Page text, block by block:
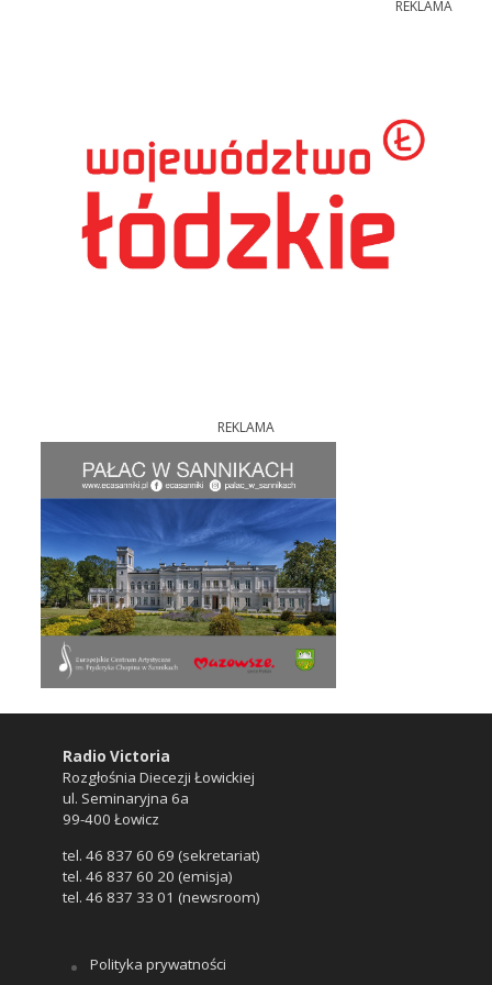
REKLAMA
REKLAMA
Radio Victoria
Rozgłośnia Diecezji Łowickiej
ul. Seminaryjna 6a
99-400 Łowicz
tel. 46 837 60 69 (sekretariat)
tel. 46 837 60 20 (emisja)
tel. 46 837 33 01 (newsroom)
Polityka prywatności